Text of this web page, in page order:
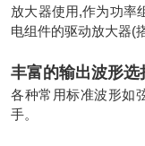
放大器使用,作为功率
电组件的驱动放大器(
丰富的输出波形选
各种常用标准波形如
手。